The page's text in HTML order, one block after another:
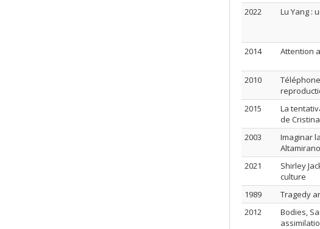
2022 Lu Yang :
2014 Attention
2010
2015
La
de
2003
Imaginar
2021
Shirley
culture
1989 Tragedy
2012
Bodies,